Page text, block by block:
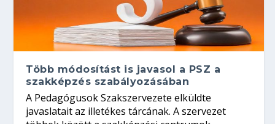
Több módosítást is javasol a PSZ a
szakképzés szabályozásában
A Pedagógusok Szakszervezete elküldte
javaslatait az illetékes tárcának. A szervezet